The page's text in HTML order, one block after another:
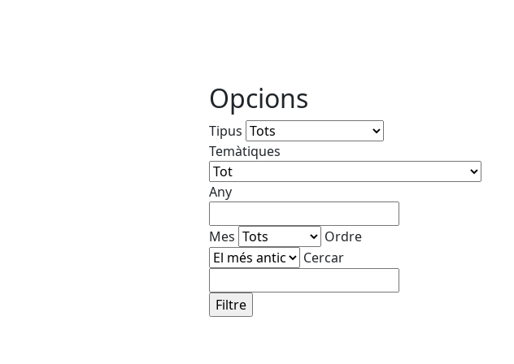
Opcions
Tipus
Temàtiques
Any
Mes
Ordre
Cercar